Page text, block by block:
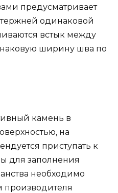
предусматривает
одинаковой
встык между
ширину шва по
камень в
на
приступать к
для заполнения
необходимо
производителя